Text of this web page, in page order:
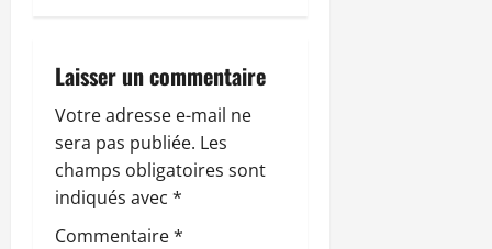
o
n
d
’
Laisser un commentaire
Votre adresse e-mail ne
sera pas publiée. Les
champs obligatoires sont
indiqués avec *
Commentaire*